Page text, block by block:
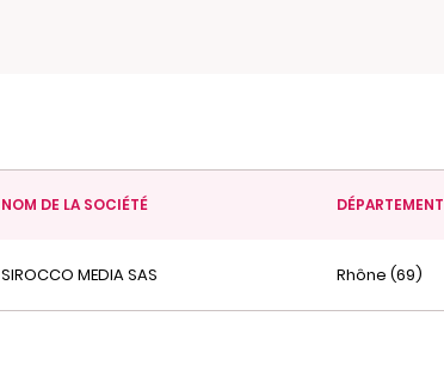
NOM DE LA SOCIÉTÉ DÉPARTEMENT
SIROCCO MEDIA SAS Rhône (69)